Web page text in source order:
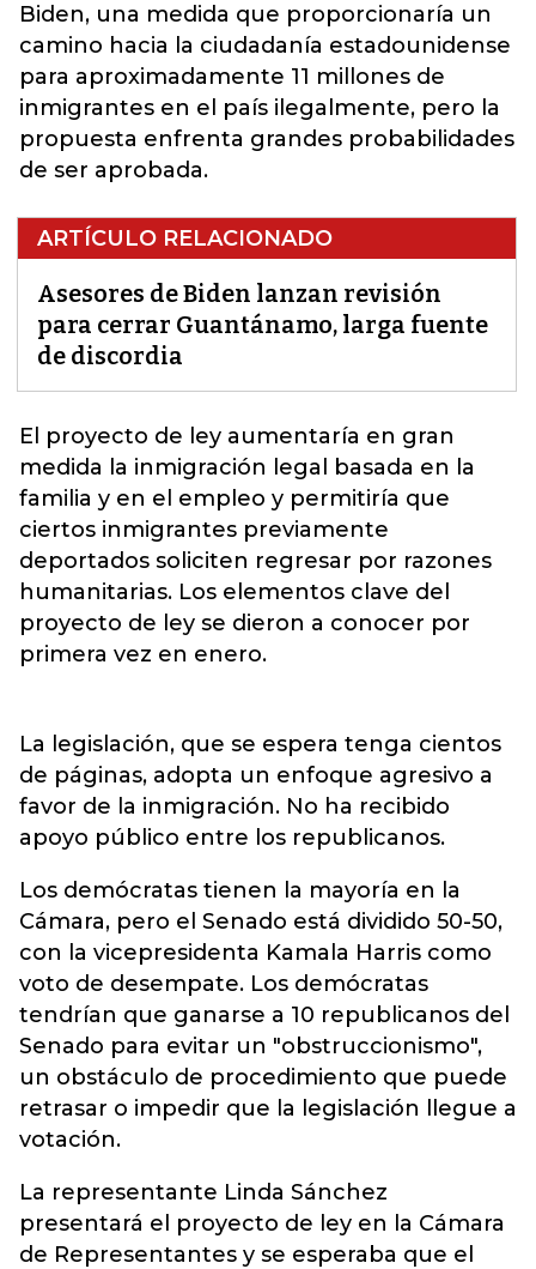
Biden, una medida que proporcionaría un
camino hacia la ciudadanía estadounidense
para aproximadamente 11 millones de
inmigrantes en el país ilegalmente, pero la
propuesta enfrenta grandes probabilidades
de ser aprobada.
ARTÍCULO RELACIONADO
Asesores de Biden lanzan revisión
para cerrar Guantánamo, larga fuente
de discordia
El proyecto de ley aumentaría en gran
medida la inmigración legal basada en la
familia y en el empleo y permitiría que
ciertos inmigrantes previamente
deportados soliciten regresar por razones
humanitarias. Los elementos clave del
proyecto de ley se dieron a conocer por
primera vez en enero.
La legislación, que se espera tenga cientos
de páginas, adopta un enfoque agresivo a
favor de la inmigración. No ha recibido
apoyo público entre los republicanos.
Los demócratas tienen la mayoría en la
Cámara, pero el Senado está dividido 50-50,
con la vicepresidenta Kamala Harris como
voto de desempate. Los demócratas
tendrían que ganarse a 10 republicanos del
Senado para evitar un "obstruccionismo",
un obstáculo de procedimiento que puede
retrasar o impedir que la legislación llegue a
votación.
La representante Linda Sánchez
presentará el proyecto de ley en la Cámara
de Representantes y se esperaba que el